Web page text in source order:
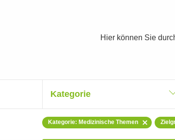
Hier können Sie
Kategorie
Kategorie: Medizinische Themen